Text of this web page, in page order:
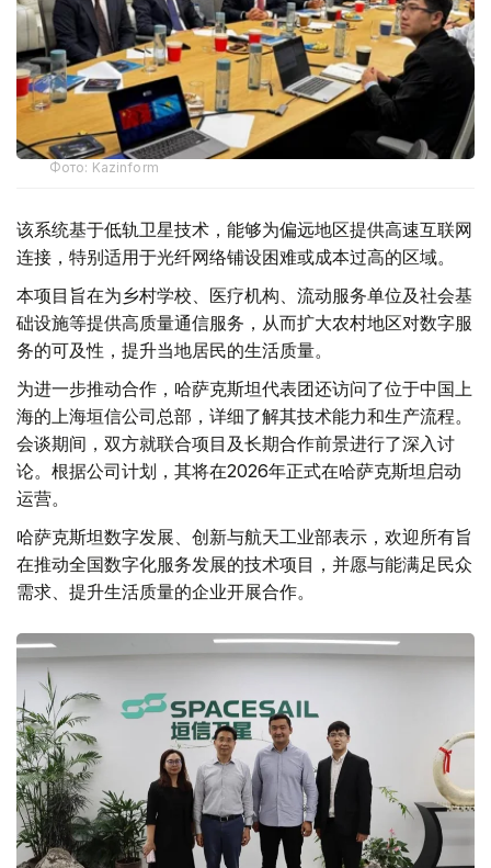
Фото: Kazinform
该系统基于低轨卫星技术，能够为偏远地区提供高速互联网
连接，特别适用于光纤网络铺设困难或成本过高的区域。
本项目旨在为乡村学校、医疗机构、流动服务单位及社会基
础设施等提供高质量通信服务，从而扩大农村地区对数字服
务的可及性，提升当地居民的生活质量。
为进一步推动合作，哈萨克斯坦代表团还访问了位于中国上
海的上海垣信公司总部，详细了解其技术能力和生产流程。
会谈期间，双方就联合项目及长期合作前景进行了深入讨
论。根据公司计划，其将在2026年正式在哈萨克斯坦启动
运营。
哈萨克斯坦数字发展、创新与航天工业部表示，欢迎所有旨
在推动全国数字化服务发展的技术项目，并愿与能满足民众
需求、提升生活质量的企业开展合作。